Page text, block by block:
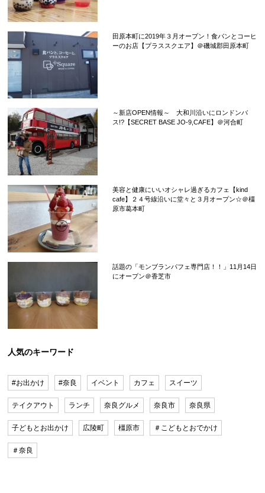
田原本町に2019年３月オープン！食パンとコーヒ
ーのお店【プラススクエア】＠磯城郡田原本町
～新店OPEN情報～ 大和川沿いにロンドンバ
ス!?【SECRET BASE JO-9,CAFE】＠河合町
美容と健康にいいオシャレ過ぎるカフェ【kind
cafe】２４号線沿いに堂々と３月オープン☆＠橿
原市葛本町
話題の「モンブランパフェ専門店！！」11月14日
にオープン＠香芝市
人気のキーワード
#お出かけ #奈良 イベント カフェ スイーツ
テイクアウト ランチ 奈良グルメ 奈良市 奈良県
子どもとお出かけ 広陵町 橿原市 ＃こどもとおでかけ
＃奈良